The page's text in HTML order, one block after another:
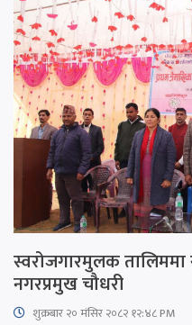
स्वरोजगारमुलक
नगरप्रमुख चौधरी
शुक्रबार​ २० मंसिर २०८२ १२:४८ PM